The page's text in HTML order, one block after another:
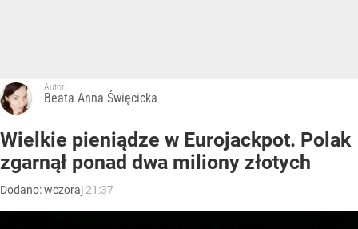
Autor:
Beata Anna Święcicka
Wielkie pieniądze w Eurojackpot. Polak
zgarnął ponad dwa miliony złotych
Dodano:wczoraj 21:37